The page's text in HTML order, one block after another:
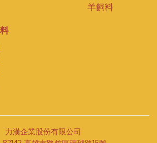
羊飼料
力漢企業股份有限公司